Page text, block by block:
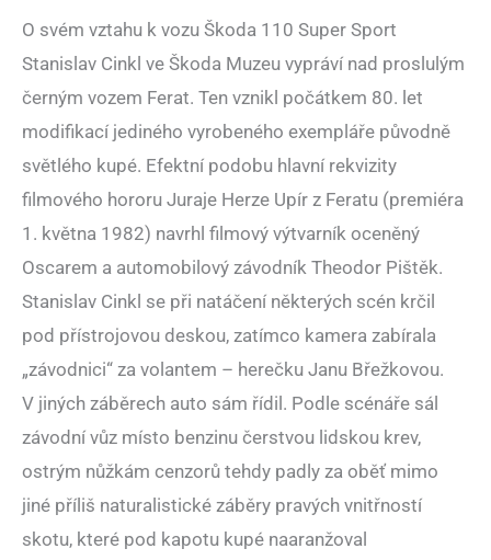
O svém vztahu k vozu Škoda 110 Super Sport
Stanislav Cinkl ve Škoda Muzeu vypráví nad proslulým
černým vozem Ferat. Ten vznikl počátkem 80. let
modifikací jediného vyrobeného exempláře původně
světlého kupé. Efektní podobu hlavní rekvizity
filmového hororu Juraje Herze Upír z Feratu (premiéra
1. května 1982) navrhl filmový výtvarník oceněný
Oscarem a automobilový závodník Theodor Pištěk.
Stanislav Cinkl se při natáčení některých scén krčil
pod přístrojovou deskou, zatímco kamera zabírala
„závodnici“ za volantem – herečku Janu Břežkovou.
V jiných záběrech auto sám řídil. Podle scénáře sál
závodní vůz místo benzinu čerstvou lidskou krev,
ostrým nůžkám cenzorů tehdy padly za oběť mimo
jiné příliš naturalistické záběry pravých vnitřností
skotu, které pod kapotu kupé naaranžoval